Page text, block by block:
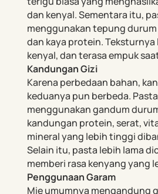
dan kenyal. Sementara itu,
menggunakan tepung
dan kaya protein. Teksturnya
kenyal, dan terasa empuk
Kandungan Gizi
Karena perbedaan bahan,
keduanya pun berbeda.
menggunakan gandum
kandungan protein, serat,
mineral yang lebih tinggi
Selain itu, pasta lebih lama
memberi rasa kenyang yang
Penggunaan Garam
Mie umumnya mengandung